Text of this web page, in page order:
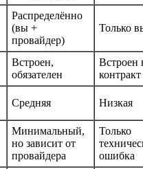
Распределённо
(вы +
провайдер)
Только
Встроен,
обязателен
Встроен
контракт
Средняя Низкая
Минимальный,
но зависит от
провайдера
Только
ошибка